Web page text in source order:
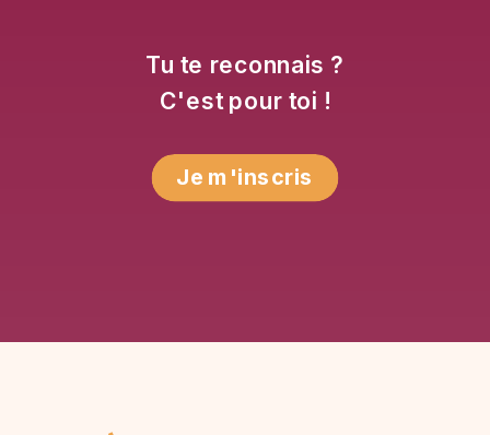
Tu te reconnais ?
C'est pour toi !
Je m'inscris